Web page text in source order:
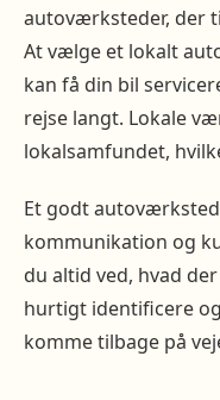
autoværksteder, der
At vælge et lokalt
kan få din bil
rejse langt. Lokale
lokalsamfundet,
Et godt
kommunikation og
du altid ved, hvad
hurtigt identificere
komme tilbage på